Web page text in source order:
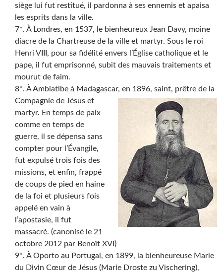
siège lui fut restitué, il pardonna à ses ennemis et apaisa
les esprits dans la ville.
7*. À Londres, en 1537, le bienheureux Jean Davy, moine
diacre de la Chartreuse de la ville et martyr. Sous le roi
Henri VIII, pour sa fidélité envers l’Église catholique et le
pape, il fut emprisonné, subit des mauvais traitements et
mourut de faim.
8*. À Ambiatibe à Madagascar, en 1896, saint, prêtre de la
Compagnie de Jésus et
martyr. En temps de paix
comme en temps de
guerre, il se dépensa sans
compter pour l’Évangile,
fut expulsé trois fois des
missions, et enfin, frappé
de coups de pied en haine
de la foi et plusieurs fois
appelé en vain à
l’apostasie, il fut
massacré. (canonisé le 21
octobre 2012 par Benoît XVI)
9*. À Oporto au Portugal, en 1899, la bienheureuse Marie
du Divin Cœur de Jésus (Marie Droste zu Vischering),